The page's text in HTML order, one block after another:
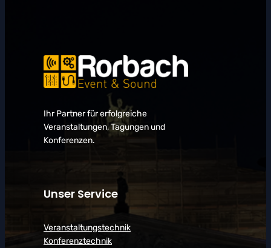
Ihr Partner für erfolgreiche
Veranstaltungen, Tagungen und
Konferenzen.
Unser Service
Veranstaltungstechnik
Konferenztechnik